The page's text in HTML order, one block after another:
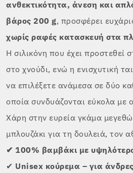
ανθεκτικότητα, άνεση και
βάρος 200 g, προσφέρει
χωρίς ραφές κατασκευή στα
Η σιλικόνη που έχει προστεθεί
στο χνούδι, ενώ η ενισχυτική
να επιλέξετε ανάμεσα σε δύο
οποία συνδυάζονται εύκολα με
Χάρη στην ευρεία γκάμα
μπλουζάκι για τη δουλειά, τον
✔ 100% βαμβάκι με
✔ Unisex κούρεμα – για